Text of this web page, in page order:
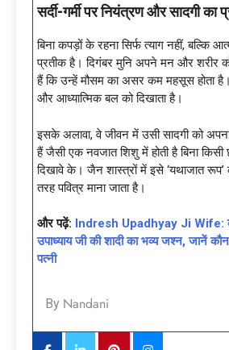
सर्दी-गर्मी पर नियंत्रण और सादगी का
बिना कपड़ों के रहना सिर्फ त्याग नहीं, बल्कि
प्रतीक है। दिगंबर मुनि अपने मन और शरीर
हैं कि उन्हें मौसम का असर कम महसूस होता
और आध्यात्मिक बल को दिखाता है।
इसके अलावा, वे जीवन में उसी सादगी को
हैं जैसी एक नवजात शिशु में होती है बिना
दिखावे के। जैन शास्त्रों में इसे ‘यथाजात रूप’
तरह पवित्र माना जाता है।
और पढ़ें: Indresh Upadhyay Ji Wife:
उपाध्याय जी की शादी का भव्य जश्न, जानें
पत्नी
By Nandani